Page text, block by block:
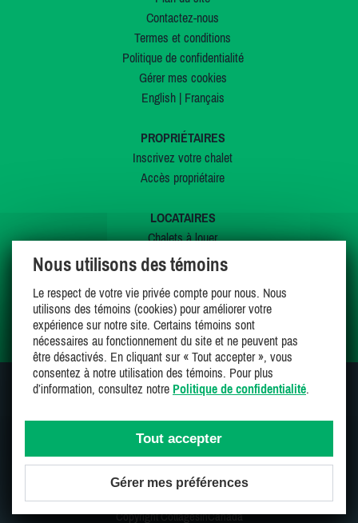
Contactez-nous
Termes et conditions
Politique de confidentialité
Gérer mes cookies
English| Français
PROPRIÉTAIRES
Inscrivez votre chalet
Accès propriétaire
LOCATAIRES
Chalets à louer
Chalets à vendre
Offres spéciales
Mes favoris
SUIVEZ-NOUS SUR
Une entreprise 100% canadienne et fière de l'être
Copyright CottagesInCanada
Nous utilisons des témoins
Le respect de votre vie privée compte pour nous. Nous
utilisons des témoins (cookies) pour améliorer votre
expérience sur notre site. Certains témoins sont
nécessaires au fonctionnement du site et ne peuvent pas
être désactivés. En cliquant sur « Tout accepter », vous
consentez à notre utilisation des témoins. Pour plus
d’information, consultez notre Politique de confidentialité.
Tout accepter
Gérer mes préférences